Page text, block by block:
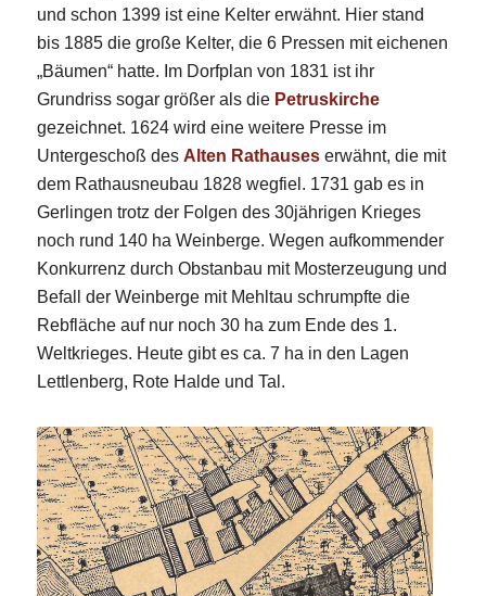
und schon 1399 ist eine Kelter erwähnt. Hier stand
bis 1885 die große Kelter, die 6 Pressen mit eichenen
„Bäumen“ hatte. Im Dorfplan von 1831 ist ihr
Grundriss sogar größer als die Petruskirche
gezeichnet. 1624 wird eine weitere Presse im
Untergeschoß des Alten Rathauseserwähnt, die mit
dem Rathausneubau 1828 wegfiel. 1731 gab es in
Gerlingen trotz der Folgen des 30jährigen Krieges
noch rund 140 ha Weinberge. Wegen aufkommender
Konkurrenz durch Obstanbau mit Mosterzeugung und
Befall der Weinberge mit Mehltau schrumpfte die
Rebfläche auf nur noch 30 ha zum Ende des 1.
Weltkrieges. Heute gibt es ca. 7 ha in den Lagen
Lettlenberg, Rote Halde und Tal.